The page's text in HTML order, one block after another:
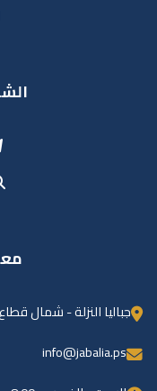
جباليا النزلة - شمال
info@jabalia.ps